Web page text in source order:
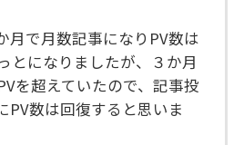
月で月数記事になりPV数は
とになりましたが、３か月
を超えていたので、記事投
PV数は回復すると思いま